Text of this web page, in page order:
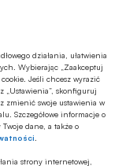
działania, ułatwienia
Wybierając „Zaakceptuj
Jeśli chcesz wyrazić
„Ustawienia”, skonfiguruj
zmienić swoje ustawienia w
Szczegółowe informacje o
dane, a także o
strony internetowej,
finansować